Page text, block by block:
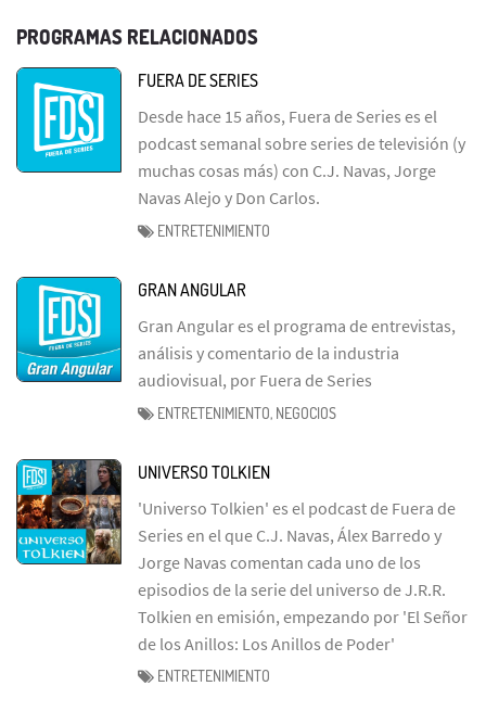
PROGRAMAS RELACIONADOS
FUERA DE SERIES
Desde hace 15 años, Fuera de Series es el
podcast semanal sobre series de televisión (y
muchas cosas más) con C.J. Navas, Jorge
Navas Alejo y Don Carlos.
ENTRETENIMIENTO
GRAN ANGULAR
Gran Angular es el programa de entrevistas,
análisis y comentario de la industria
audiovisual, por Fuera de Series
ENTRETENIMIENTO, NEGOCIOS
UNIVERSO TOLKIEN
'Universo Tolkien' es el podcast de Fuera de
Series en el que C.J. Navas, Álex Barredo y
Jorge Navas comentan cada uno de los
episodios de la serie del universo de J.R.R.
Tolkien en emisión, empezando por 'El Señor
de los Anillos: Los Anillos de Poder'
ENTRETENIMIENTO